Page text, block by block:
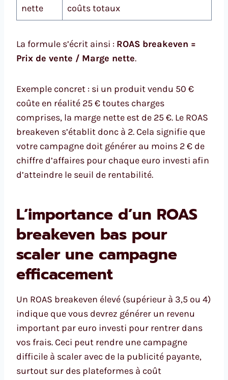
nette
coûts totaux
La formule s’écrit ainsi : ROAS breakeven =
Prix de vente / Marge nette.
Exemple concret : si un produit vendu 50 €
coûte en réalité 25 € toutes charges
comprises, la marge nette est de 25 €. Le ROAS
breakeven s’établit donc à 2. Cela signifie que
votre campagne doit générer au moins 2 € de
chiffre d’affaires pour chaque euro investi afin
d’atteindre le seuil de rentabilité.
L’importance d’un ROAS
breakeven bas pour
scaler une campagne
efficacement
Un ROAS breakeven élevé (supérieur à 3,5 ou 4)
indique que vous devrez générer un revenu
important par euro investi pour rentrer dans
vos frais. Ceci peut rendre une campagne
difficile à scaler avec de la publicité payante,
surtout sur des plateformes à coût